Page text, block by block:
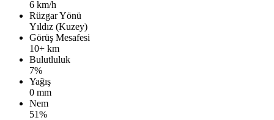
6 km/h
Rüzgar Yönü
Yıldız (Kuzey)
Görüş Mesafesi
10+ km
Bulutluluk
7%
Yağış
0 mm
Nem
51%